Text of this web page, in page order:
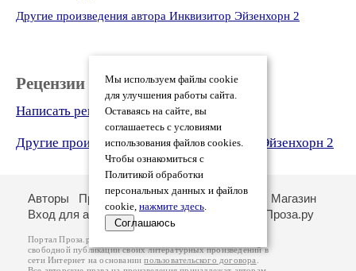
Другие произведения автора Инквизитор Эйзенхорн 2
Рецензии
Написать рецензию
Другие произведения автора Инквизитор Эйзенхорн 2
Мы используем файлы cookie
для улучшения работы сайта.
Оставаясь на сайте, вы
соглашаетесь с условиями
использования файлов cookies.
Чтобы ознакомиться с
Политикой обработки
персональных данных и файлов
cookie, нажмите здесь.
Соглашаюсь
Авторы Произведения Рецензии Поиск
Магазин
Вход для авторов
О портале Стихи.ру Проза.ру
Портал Проза.ру предоставляет авторам возможность
свободной публикации своих литературных произведений в
сети Интернет на основаниипользовательского договора